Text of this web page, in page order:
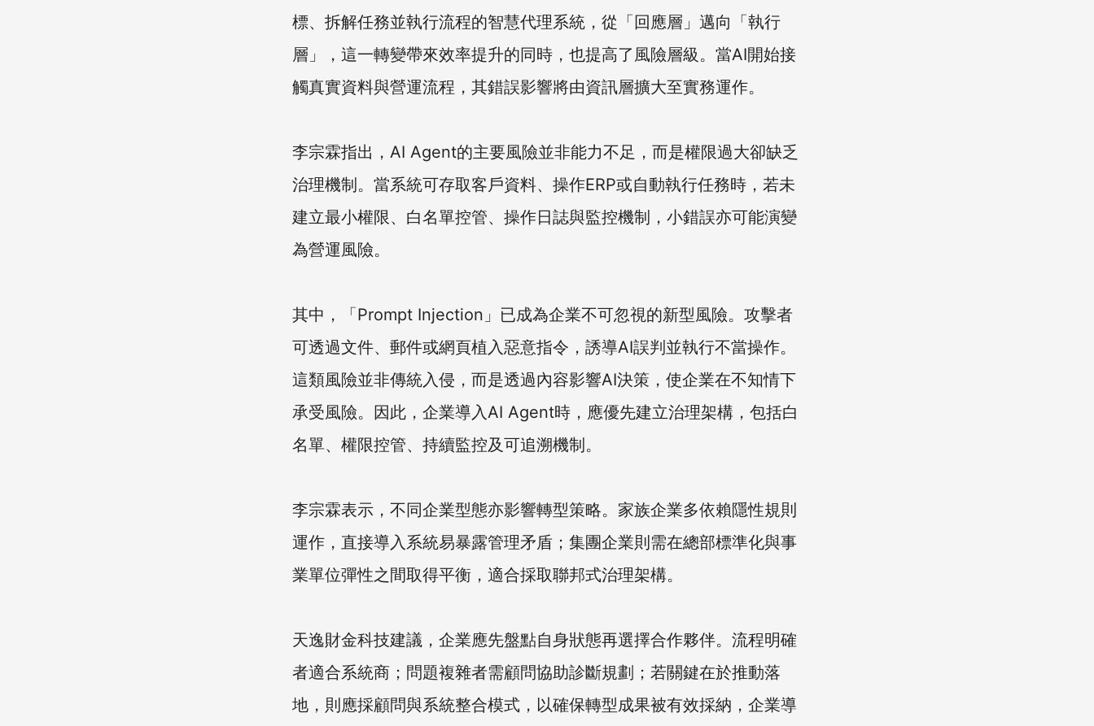
標、拆解任務並執行流程的智慧代理系統，從「回應層」邁向「執行
層」，這一轉變帶來效率提升的同時，也提高了風險層級。當AI開始接
觸真實資料與營運流程，其錯誤影響將由資訊層擴大至實務運作。
李宗霖指出，AI Agent的主要風險並非能力不足，而是權限過大卻缺乏
治理機制。當系統可存取客戶資料、操作ERP或自動執行任務時，若未
建立最小權限、白名單控管、操作日誌與監控機制，小錯誤亦可能演變
為營運風險。
其中，「Prompt Injection」已成為企業不可忽視的新型風險。攻擊者
可透過文件、郵件或網頁植入惡意指令，誘導AI誤判並執行不當操作。
這類風險並非傳統入侵，而是透過內容影響AI決策，使企業在不知情下
承受風險。因此，企業導入AI Agent時，應優先建立治理架構，包括白
名單、權限控管、持續監控及可追溯機制。
李宗霖表示，不同企業型態亦影響轉型策略。家族企業多依賴隱性規則
運作，直接導入系統易暴露管理矛盾；集團企業則需在總部標準化與事
業單位彈性之間取得平衡，適合採取聯邦式治理架構。
天逸財金科技建議，企業應先盤點自身狀態再選擇合作夥伴。流程明確
者適合系統商；問題複雜者需顧問協助診斷規劃；若關鍵在於推動落
地，則應採顧問與系統整合模式，以確保轉型成果被有效採納，企業導